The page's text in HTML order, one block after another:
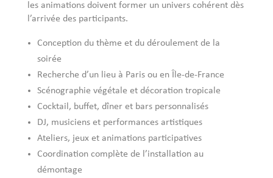
les animations doivent former un univers cohérent dès
l’arrivée des participants.
Conception du thème et du déroulement de la
soirée
Recherche d’un lieu à Paris ou en Île-de-France
Scénographie végétale et décoration tropicale
Cocktail, buffet, dîner et bars personnalisés
DJ, musiciens et performances artistiques
Ateliers, jeux et animations participatives
Coordination complète de l’installation au
démontage